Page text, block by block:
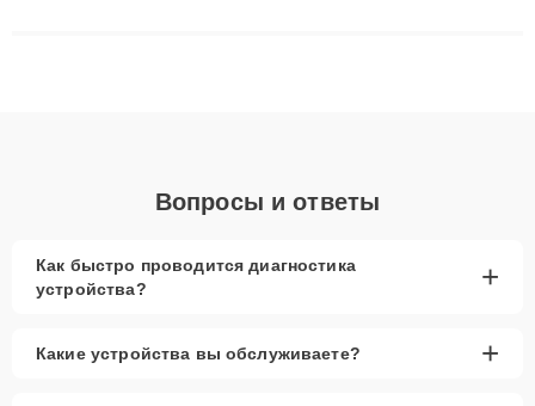
Вопросы и ответы
Как быстро проводится диагностика
устройства?
+
Какие устройства вы обслуживаете? +